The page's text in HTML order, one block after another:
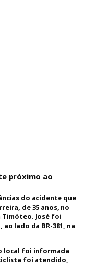
próximo ao
do acidente que
de 35 anos, no
Timóteo. José foi
lado da BR-381, na
local foi informada
foi atendido,